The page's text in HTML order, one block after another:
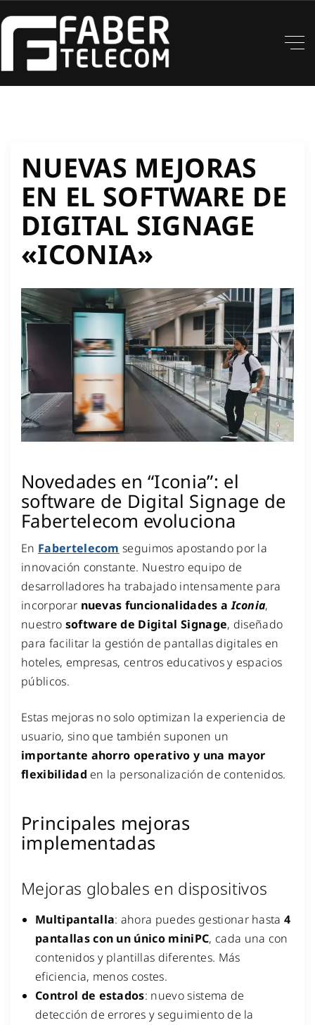
NUEVAS MEJORAS
EN EL SOFTWARE DE
DIGITAL SIGNAGE
«ICONIA»
Novedades en “Iconia”: el
software de Digital Signage de
Fabertelecom evoluciona
En Fabertelecom seguimos apostando por la
innovación constante. Nuestro equipo de
desarrolladores ha trabajado intensamente para
incorporar nuevas funcionalidades aIconia,
nuestro software de Digital Signage, diseñado
para facilitar la gestión de pantallas digitales en
hoteles, empresas, centros educativos y espacios
públicos.
Estas mejoras no solo optimizan la experiencia de
usuario, sino que también suponen un
importante ahorro operativo y una mayor
flexibilidad en la personalización de contenidos.
Principales mejoras
implementadas
Mejoras globales en dispositivos
Multipantalla: ahora puedes gestionar hasta4
pantallas con un único miniPC, cada una con
contenidos y plantillas diferentes. Más
eficiencia, menos costes.
Control de estados: nuevo sistema de
detección de errores y seguimiento de la